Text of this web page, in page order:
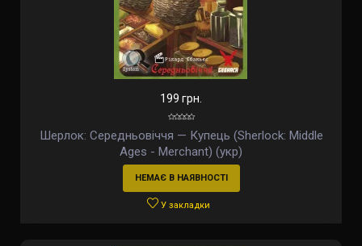
199 грн.
Шерлок: Середньовіччя — Купець (Sherlock: Middle
Ages - Merchant) (укр)
НЕМАЄ В НАЯВНОСТІ
У закладки